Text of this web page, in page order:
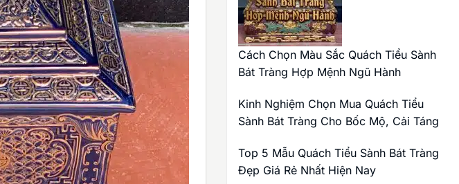
Cách Chọn Màu Sắc Quách Tiểu Sành
Bát Tràng Hợp Mệnh Ngũ Hành
Kinh Nghiệm Chọn Mua Quách Tiểu
Sành Bát Tràng Cho Bốc Mộ, Cải Táng
Top 5 Mẫu Quách Tiểu Sành Bát Tràng
Đẹp Giá Rẻ Nhất Hiện Nay